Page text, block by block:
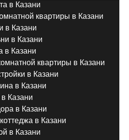
в Казани
квартиры в Казани
в Казани
в Казани
в Казани
квартиры в Казани
в Казани
в Казани
Казани
в Казани
в Казани
в Казани